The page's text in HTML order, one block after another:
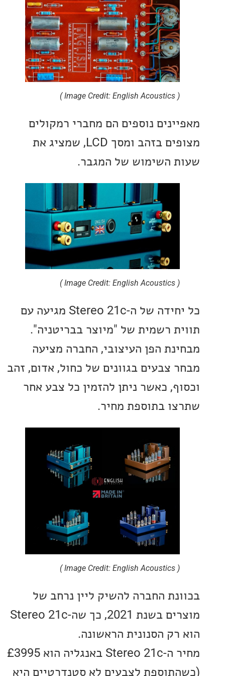
נוספים הם מחברי רמקולים
מצופים בזהב ומסך LCD, שמציג את
השימוש של המגבר.
כל יחידה של ה-Stereo 21c מגיעה עם
רשמית של "מיוצר בבריטניה".
הפן העיצובי, החברה מציעה
צבעים בגוונים של כחול, אדום, זהב
כאשר ניתן להזמין כל צבע אחר
בתוספת מחיר.
החברה להשיק ליין נרחב של
מוצרים בשנת 2021, כך שה-Stereo 21c
הסנונית הראשונה.
מחיר ה-Stereo 21c באנגליה הוא £3995
לצבעים לא סטנדרטיים היא